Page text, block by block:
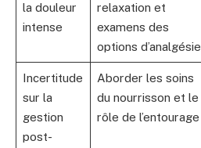
la douleur
intense
relaxation et
examens des
options d’analgésie
Incertitude
sur la
gestion
post-
Aborder les soins
du nourrisson et le
rôle de l’entourage